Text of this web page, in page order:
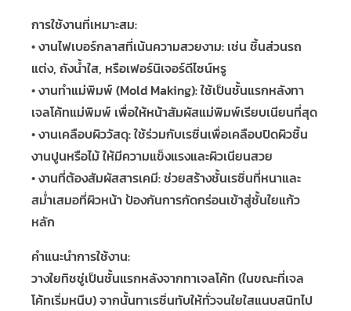
การใช้งานที่เหมาะสม:
• งานไฟเบอร์กลาสที่เน้นความสวยงาม: เช่น ชิ้นส่วนรถ
แต่ง, ถังน้ำใส, หรือเฟอร์นิเจอร์ดีไซน์หรู
• งานทำแม่พิมพ์ (Mold Making): ใช้เป็นชั้นแรกหลังทา
เจลโค้ทแม่พิมพ์ เพื่อให้หน้าสัมผัสแม่พิมพ์เรียบเนียนที่สุด
• งานเคลือบผิววัสดุ: ใช้ร่วมกับเรซิ่นเพื่อเคลือบปิดผิวชิ้น
งานปูนหรือไม้ ให้มีความแข็งแรงและผิวเนียนสวย
• งานที่ต้องสัมผัสสารเคมี: ช่วยสร้างชั้นเรซิ่นที่หนาและ
สม่ำเสมอที่ผิวหน้า ป้องกันการกัดกร่อนเข้าสู่ชั้นใยแก้ว
หลัก
คำแนะนำการใช้งาน:
วางใยทิชชู่เป็นชั้นแรกหลังจากทาเจลโค้ท (ในขณะที่เจล
โค้ทเริ่มหนึบ) จากนั้นทาเรซิ่นทับให้ทั่วจนใยใสแนบสนิทไป